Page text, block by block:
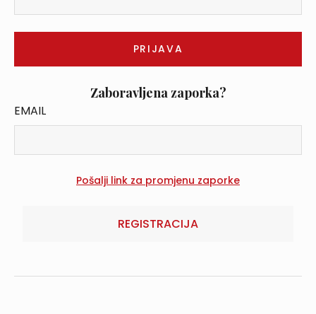
Zaboravljena zaporka?
EMAIL
REGISTRACIJA